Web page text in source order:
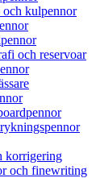
kulpennor
och reservoar
korrigering
och finewriting